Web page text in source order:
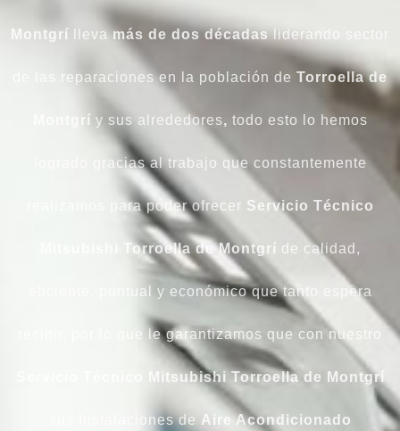
Montgrí llevamás de dos décadasliderando sector
de las reparaciones en la población de Torroella de
Montgrí y sus alrededores, todo esto lo hemos
logrado gracias al trabajo que constantemente
realizamos para poder ofrecer Servicio Técnico
Mitsubishi Torroella de Montgrí de calidad,
eficiente, puntual y económico que tanto espera
recibir, por lo que le garantizamos que con nuestro
Servicio Técnico Mitsubishi Torroella de Montgrí
sus Instalaciones de Aire Acondicionado